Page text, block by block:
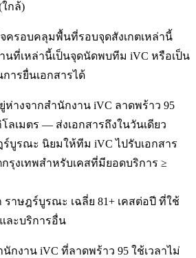
กล้)
ครอบคลุมพื้นที่รอบจุดสังเกตเหล่านี้
ที่เหล่านี้เป็นจุดนัดพบทีม iVC หรือเป็น
การยื่นเอกสารได้
างจากสำนักงาน iVC ลาดพร้าว 95
ลเมตร — ส่งเอกสารถึงในวันเดียว
บูรณะ นิยมให้ทีม iVC ไปรับเอกสาร
รุงเทพสำหรับเคสที่มียอดบริการ ≥
าษฎร์บูรณะ เฉลี่ย 81+ เคสต่อปี ที่ใช้
ละบริการอื่น
กงาน iVC ที่ลาดพร้าว 95 ใช้เวลาไม่